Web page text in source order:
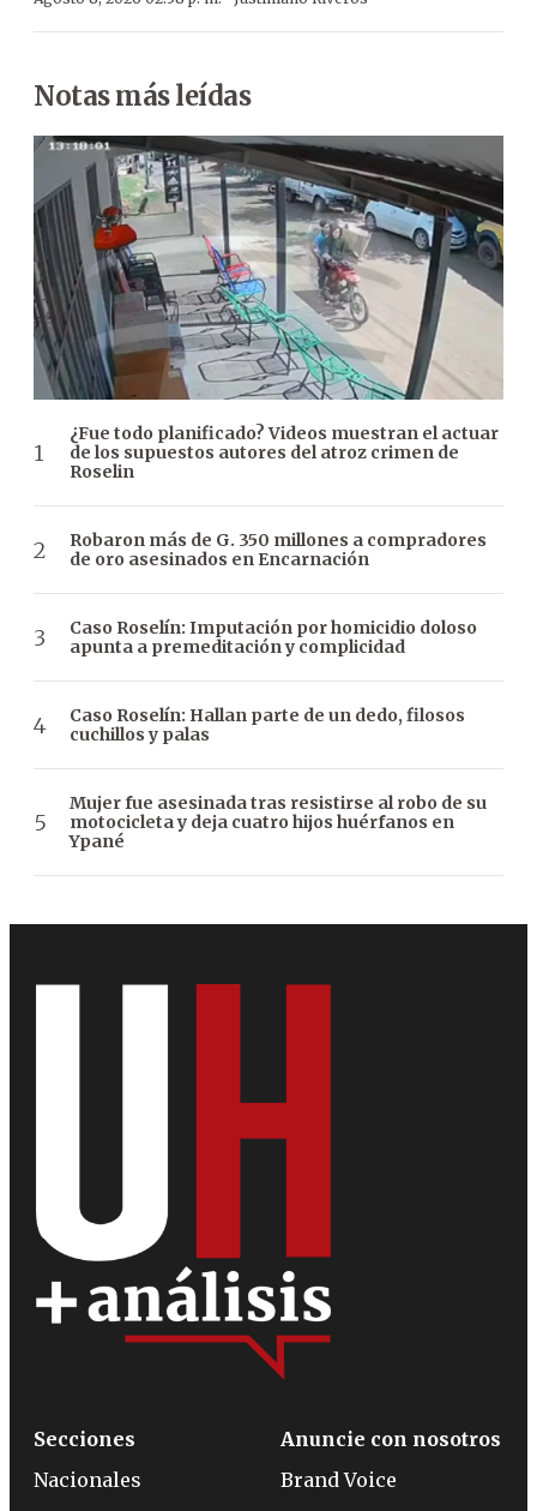
Notas más leídas
¿Fue todo planificado? Videos muestran el actuar
de los supuestos autores del atroz crimen de
Roselin
Robaron más de G. 350 millones a compradores
de oro asesinados en Encarnación
Caso Roselín: Imputación por homicidio doloso
apunta a premeditación y complicidad
Caso Roselín: Hallan parte de un dedo, filosos
cuchillos y palas
Mujer fue asesinada tras resistirse al robo de su
motocicleta y deja cuatro hijos huérfanos en
Ypané
Secciones
Nacionales
Anuncie con nosotros
Brand Voice